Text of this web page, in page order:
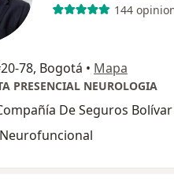
144
78, Bogotá • Mapa
PRESENCIAL NEUROLOGIA
De Seguros Bolívar